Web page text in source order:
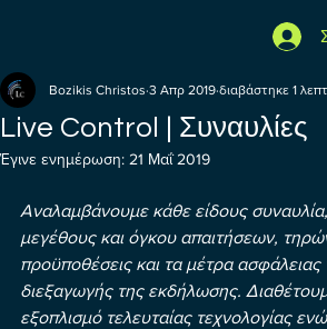
Live Control | Συναυλίες
Bozikis Christos 3 Απρ 2019 διαβάστηκε 1
Έγινε ενημέρωση: 21 Μαΐ 2019
Αναλαμβάνουμε κάθε είδους
μεγέθους και όγκου απαιτήσεων,
προϋποθέσεις και τα μέτρα
διεξαγωγής της εκδήλωσης.
εξοπλισμό τελευταίας τεχνολογίας ενώ